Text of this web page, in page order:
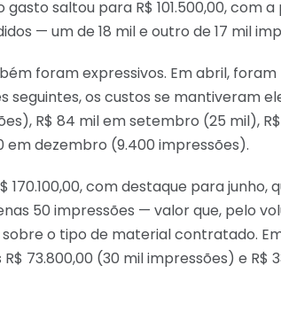
saltou para R$ 101.500,00, com
— um de 18 mil e outro de 17 mil
foram expressivos. Em abril, foram
seguintes, os custos se mantiveram
R$ 84 mil em setembro (25 mil),
em dezembro (9.400 impressões).
com destaque para junho,
50 impressões — valor que, pelo
o tipo de material contratado.
73.800,00 (30 mil impressões) e R$